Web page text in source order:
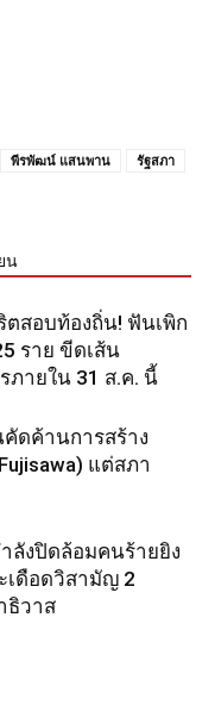
พีรพัฒน์ แสนพาน
รัฐสภา
น
ตสอบท้องถิ่น! ฟันเพิก
ราย ขีดเส้น
ายใน 31 ส.ค. นี้
ดค้านการสร้าง
แต่สภา
ลังปิดล้อมคนร้ายยิง
เดือดวิสามัญ 2
ธิวาส